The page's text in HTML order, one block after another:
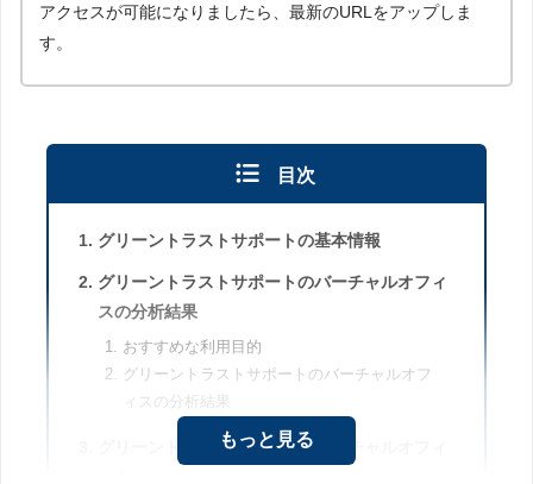
アクセスが可能になりましたら、最新のURLをアップしま
す。
目次
グリーントラストサポートの基本情報
グリーントラストサポートのバーチャルオフィ
スの分析結果
おすすめな利用目的
グリーントラストサポートのバーチャルオフ
ィスの分析結果
グリーントラストサポートのバーチャルオフィ
もっと見る